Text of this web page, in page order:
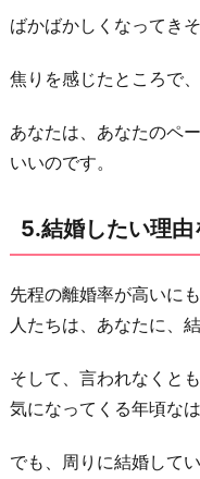
ばかばかしくなってき
焦りを感じたところで
あなたは、あなたのペ
いいのです。
5.結婚したい理由
先程の離婚率が高いに
人たちは、あなたに、
そして、言われなくと
気になってくる年頃なは
でも、周りに結婚して